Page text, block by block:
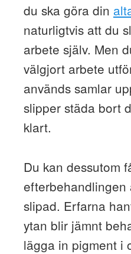
du ska göra din
naturligtvis att du
arbete själv. Men
välgjort arbete
används samlar
slipper städa bort
klart.
Du kan dessutom
efterbehandlingen
slipad. Erfarna
ytan blir jämnt
lägga in pigment i